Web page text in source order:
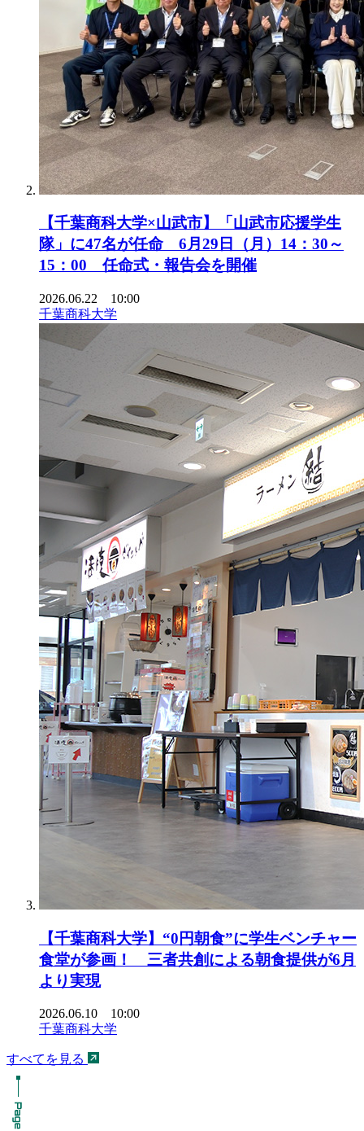
【千葉商科大学×山武市】「山武市応援学生
隊」に47名が任命 6月29日（月）14：30～
15：00 任命式・報告会を開催
2026.06.22 10:00
千葉商科大学
【千葉商科大学】“0円朝食”に学生ベンチャー
食堂が参画！ 三者共創による朝食提供が6月
より実現
2026.06.10 10:00
千葉商科大学
すべてを見る